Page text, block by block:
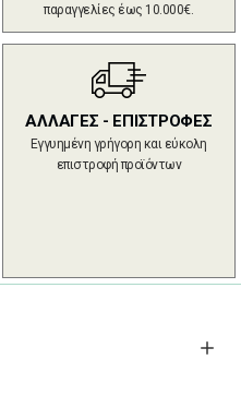
παραγγελίες έως 10.000€.
ΑΛΛΑΓΕΣ - ΕΠΙΣΤΡΟΦΕΣ
Εγγυημένη γρήγορη και εύκολη
επιστροφή προϊόντων